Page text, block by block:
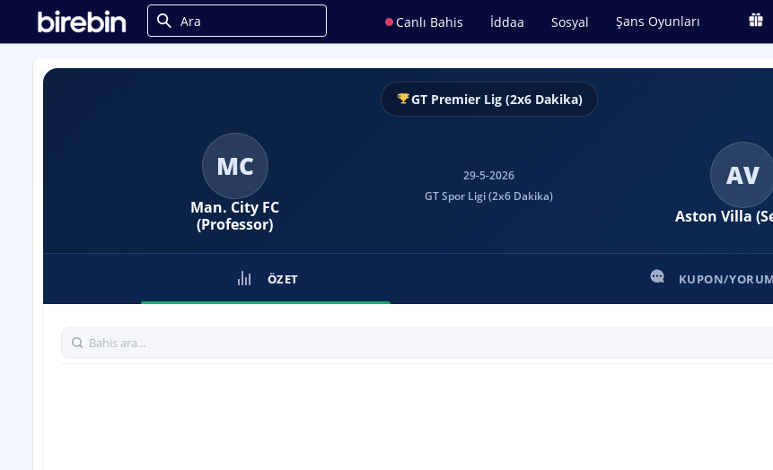
Canlı Bahis İddaa Sosyal Şans Oyunları
GT Premier Lig (2x6 Dakika)
MC
Man. City FC
(Professor)
29-5-2026
GT Spor Ligi (2x6 Dakika)
AV
Aston Villa
ÖZET KUPON/YORUM